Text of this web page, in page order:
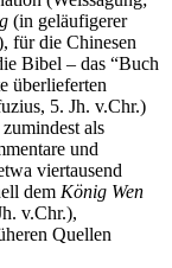
(in geläufigerer
für die Chinesen
Bibel – das “Buch
überlieferten
5. Jh. v.Chr.)
als
und
viertausend
dem König Wen
v.Chr.),
Quellen